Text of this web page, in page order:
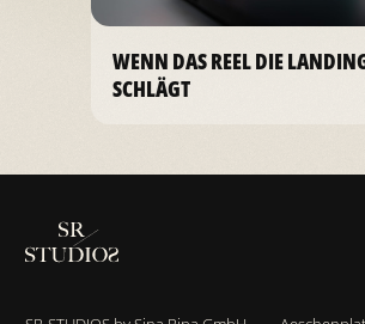
WENN DAS REEL DIE
SCHLÄGT